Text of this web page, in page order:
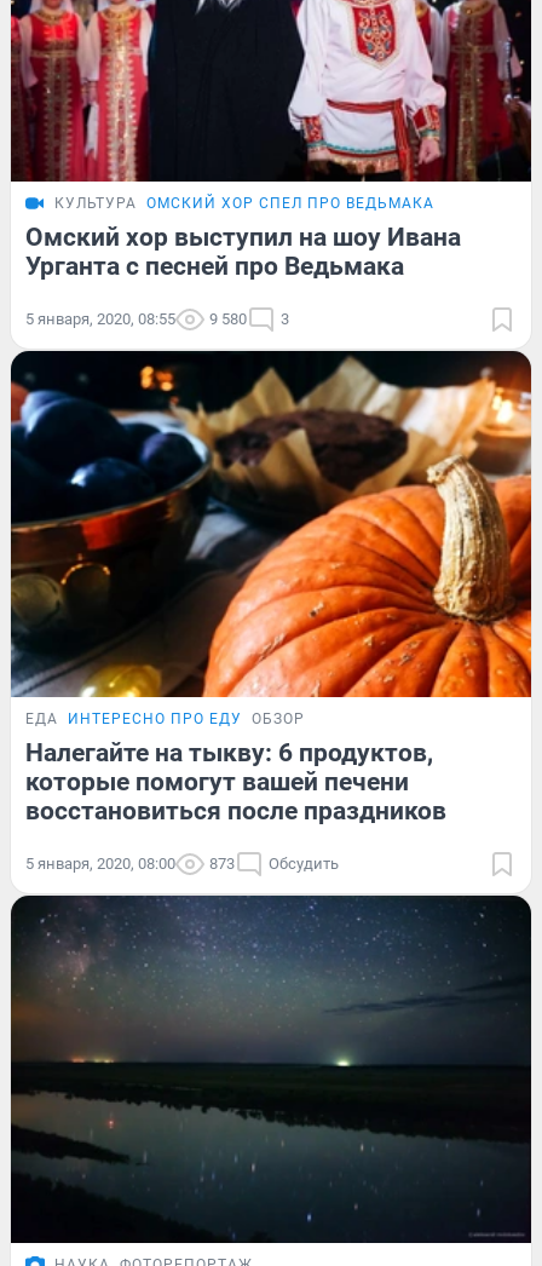
КУЛЬТУРА ОМСКИЙ ХОР СПЕЛ ПРО ВЕДЬМАКА
Омский хор выступил на шоу Ивана
Урганта с песней про Ведьмака
5 января, 2020, 08:55 9 580 3
ЕДА ИНТЕРЕСНО ПРО ЕДУ ОБЗОР
Налегайте на тыкву: 6 продуктов,
которые помогут вашей печени
восстановиться после праздников
5 января, 2020, 08:00 873 Обсудить